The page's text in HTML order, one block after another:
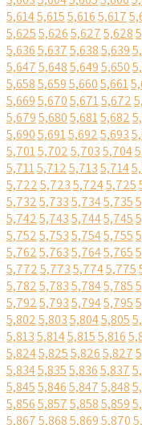
5,6145,6155,6165,617
5,6255,6265,6275,628
5,6365,6375,6385,639
5,6475,6485,6495,650
5,6585,6595,6605,661
5,6695,6705,6715,672
5,6795,6805,6815,682
5,6905,6915,6925,693
5,7015,7025,7035,704
5,7115,7125,7135,714
5,7225,7235,7245,725
5,7325,7335,7345,735
5,7425,7435,7445,745
5,7525,7535,7545,755
5,7625,7635,7645,765
5,7725,7735,7745,775
5,7825,7835,7845,785
5,7925,7935,7945,795
5,8025,8035,8045,805
5,8135,8145,8155,816
5,8245,8255,8265,827
5,8345,8355,8365,837
5,8455,8465,8475,848
5,8565,8575,8585,859
5,8675,8685,8695,870